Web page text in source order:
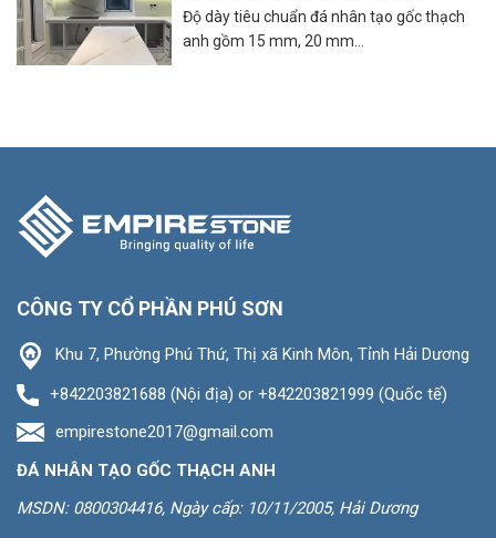
Độ dày tiêu chuẩn đá nhân tạo gốc thạch
anh gồm 15 mm, 20 mm...
CÔNG TY CỔ PHẦN PHÚ SƠN
Khu 7, Phường Phú Thứ, Thị xã Kinh Môn, Tỉnh Hải Dương
+842203821688 (Nội địa) or +842203821999 (Quốc tế)
empirestone2017@gmail.com
ĐÁ NHÂN TẠO GỐC THẠCH ANH
MSDN: 0800304416, Ngày cấp: 10/11/2005, Hải Dương